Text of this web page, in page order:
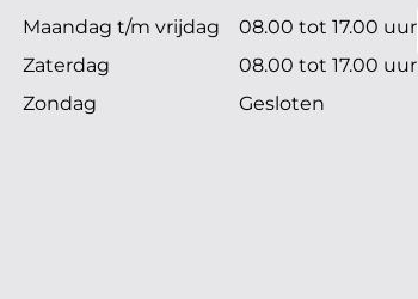
Maandag t/m vrijdag
08.00 tot 17.00 uur
Zaterdag
08.00 tot 17.00 uur
Zondag
Gesloten